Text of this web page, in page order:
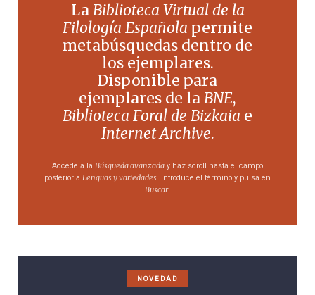
LaBiblioteca Virtual de la
Filología Española permite
metabúsquedas dentro de
los ejemplares.
Disponible para
ejemplares de laBNE,
Biblioteca Foral de Bizkaia e
Internet Archive.
Accede a la Búsqueda avanzada y haz scroll hasta el campo
posterior a Lenguas y variedades. Introduce el término y pulsa en
Buscar.
NOVEDAD